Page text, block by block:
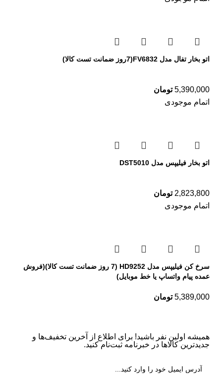
اتو بخار تفال مدل FV6832(7روز ضمانت تست کالا)
5,390,000 تومان
اتمام موجودی
اتو بخار فیلیپس مدل DST5010
2,823,800 تومان
اتمام موجودی
سرخ کن فیلیپس مدل HD9252 (7 روز ضمانت تست کالا)(فروش
عمده پیام واتساپ یا خط موبایل)
5,389,000 تومان
همیشه اولین نفر باشید! برای اطلاع از آخرین تخفیف‌ها و
جدیدترین کالاها در خبرنامه ثبت‌نام کنید.